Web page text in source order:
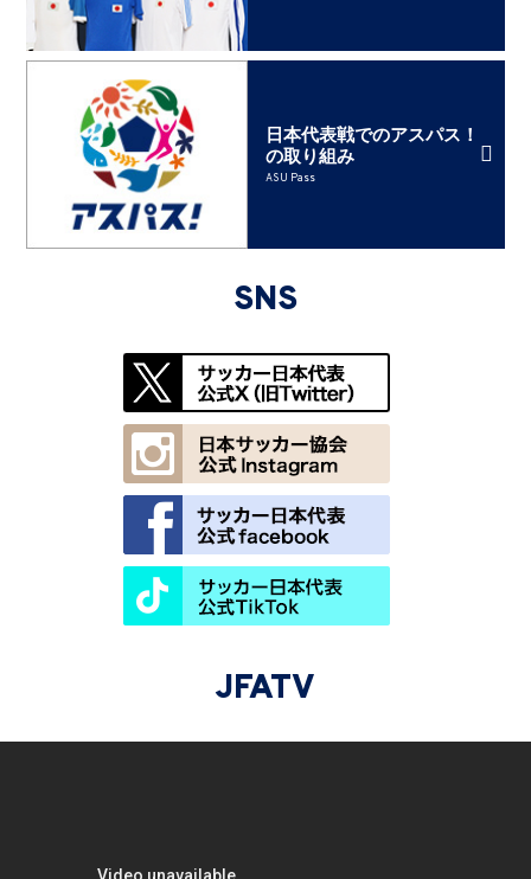
日本代表戦でのアスパス！
の取り組み
ASU Pass
SNS
JFATV